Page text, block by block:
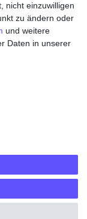
nicht einzuwilligen
zu ändern oder
und weitere
Daten in unserer